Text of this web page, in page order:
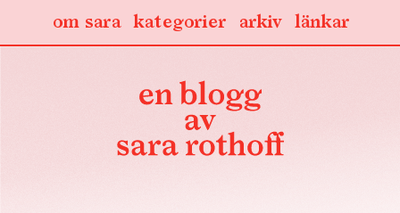
länkar
arkiv
kategorier
om sara